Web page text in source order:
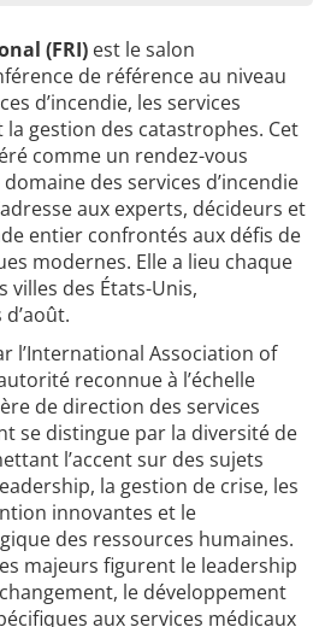
(FRI) est le salon
de référence au niveau
d’incendie, les services
la gestion des catastrophes. Cet
comme un rendez-vous
des services d’incendie
aux experts, décideurs et
entier confrontés aux défis de
modernes. Elle a lieu chaque
villes des États-Unis,
l’International Association of
reconnue à l’échelle
de direction des services
se distingue par la diversité de
l’accent sur des sujets
la gestion de crise, les
innovantes et le
des ressources humaines.
majeurs figurent le leadership
le développement
aux services médicaux